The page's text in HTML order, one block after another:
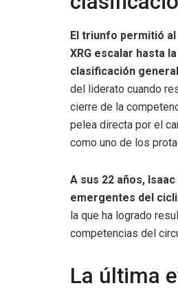
El triunfo permitió
XRG escalar hasta
clasificación general
del liderato cuando
cierre de la
pelea directa por el
como uno de los
A sus 22 años,
emergentes del
la que ha logrado
competencias del
La última